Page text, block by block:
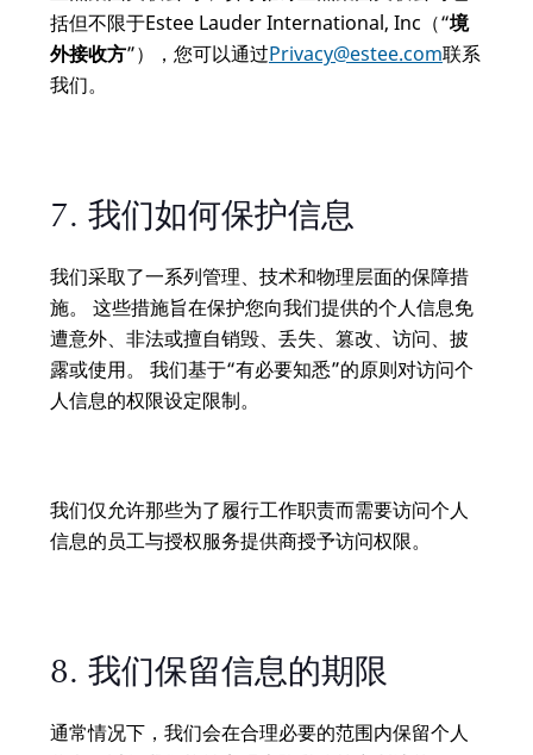
括但不限于Estee Lauder International, Inc（“境
外接收方”），您可以通过Privacy@estee.com联系
我们。
7. 我们如何保护信息
我们采取了一系列管理、技术和物理层面的保障措
施。 这些措施旨在保护您向我们提供的个人信息免
遭意外、非法或擅自销毁、丢失、篡改、访问、披
露或使用。 我们基于“有必要知悉”的原则对访问个
人信息的权限设定限制。
我们仅允许那些为了履行工作职责而需要访问个人
信息的员工与授权服务提供商授予访问权限。
8. 我们保留信息的期限
通常情况下，我们会在合理必要的范围内保留个人